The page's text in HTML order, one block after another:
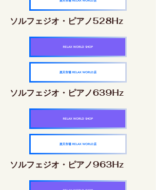
ソルフェジオ・ピアノ528Hz
RELAX WORLD SHOP
楽天市場 RELAX WORLD店
ソルフェジオ・ピアノ639Hz
RELAX WORLD SHOP
楽天市場 RELAX WORLD店
ソルフェジオ・ピアノ963Hz